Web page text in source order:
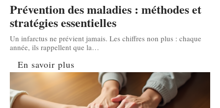
Prévention des maladies : méthodes et
stratégies essentielles
Un infarctus ne prévient jamais. Les chiffres non plus : chaque
année, ils rappellent que la…
En savoir plus